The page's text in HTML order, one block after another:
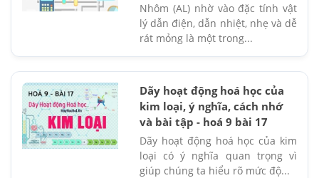
Nhôm (AL) nhờ vào đặc tính vật
lý dẫn điện, dẫn nhiệt, nhẹ và dễ
rát mỏng là một trong...
Dãy hoạt động hoá học của
kim loại, ý nghĩa, cách nhớ
và bài tập - hoá 9 bài 17
Dãy hoạt động hoá học của kim
loại có ý nghĩa quan trọng vì
giúp chúng ta hiểu rõ mức độ...